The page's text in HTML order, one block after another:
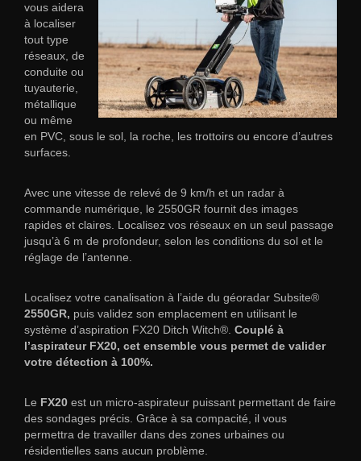
vous aidera
à localiser
tout type
réseaux, de
conduite ou
tuyauterie,
métallique
ou même
en PVC, sous le sol, la roche, les trottoirs ou encore d’autres
surfaces.
Avec une vitesse de relevé de 9 km/h et un radar à
commande numérique, le 2550GR fournit des images
rapides et claires. Localisez vos réseaux en un seul passage
jusqu’à 6 m de profondeur, selon les conditions du sol et le
réglage de l’antenne.
Localisez votre canalisation à l’aide du géoradar Subsite®
2550GR, puis validez son emplacement en utilisant le
système d’aspiration FX20 Ditch Witch®. Couplé à
l’aspirateur FX20, cet ensemble vous permet de valider
votre détection à 100%.
Le FX20 est un micro-aspirateur puissant permettant de faire
des sondages précis. Grâce à sa compacité, il vous
permettra de travailler dans des zones urbaines ou
résidentielles sans aucun problème.